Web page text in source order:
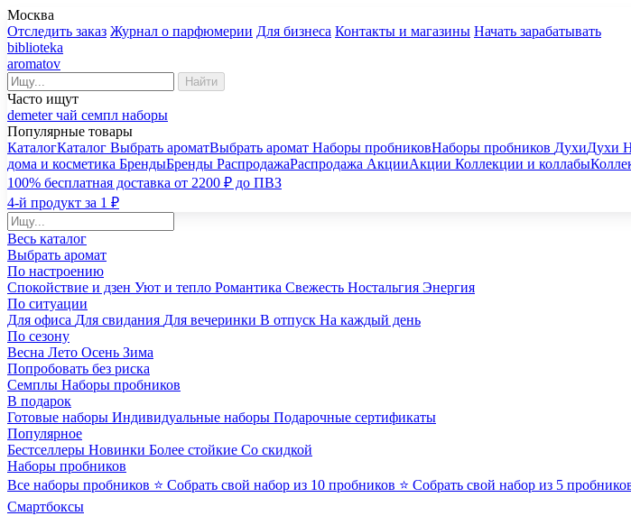
Москва
Отследить заказ Журнал о парфюмерии Для бизнеса Контакты и магазины Начать зарабатывать
biblioteka
aromatov
Найти
Часто ищут
demeterчай семпл наборы
Популярные товары
КаталогКаталог Выбрать ароматВыбрать аромат Наборы пробниковНаборы пробников ДухиДухи
дома и косметика БрендыБренды РаспродажаРаспродажа АкцииАкции Коллекции и коллабы
100% бесплатная доставка от 2200 ₽ до ПВЗ
4-й продукт за 1 ₽
Весь каталог
Выбрать аромат
По настроению
Спокойствие и дзен Уют и тепло Романтика Свежесть Ностальгия Энергия
По ситуации
Для офиса Для свидания Для вечеринки В отпуск На каждый день
По сезону
Весна Лето Осень Зима
Попробовать без риска
Семплы Наборы пробников
В подарок
Готовые наборы Индивидуальные наборы Подарочные сертификаты
Популярное
Бестселлеры Новинки Более стойкие Со скидкой
Наборы пробников
Все наборы пробников ⭐ Собрать свой набор из 10 пробников ⭐ Собрать свой набор из 5
Смартбоксы